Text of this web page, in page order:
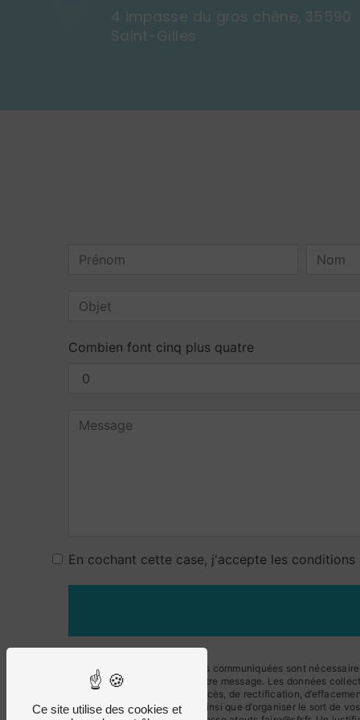
4 impasse du gros chêne, 35590
Saint-Gilles
Combien font cinq plus quatre
En cochant cette case, j'accepte les
** Les données personnelles communiquées sont
le seul but de répondre à votre message. Les données
Vous disposez de droits d’accès, de rectification,
d’une autorité de contrôle, ainsi que d’organiser le sort de
Ce site utilise des cookies et